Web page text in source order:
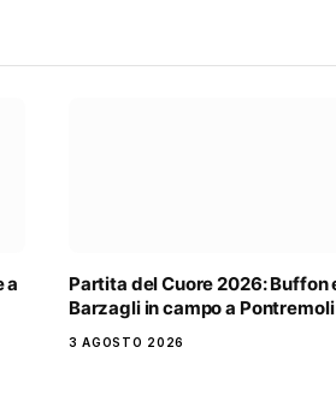
a
Partita del Cuore 2026: Buffon
Barzagli in campo a Pontremoli
3 AGOSTO 2026